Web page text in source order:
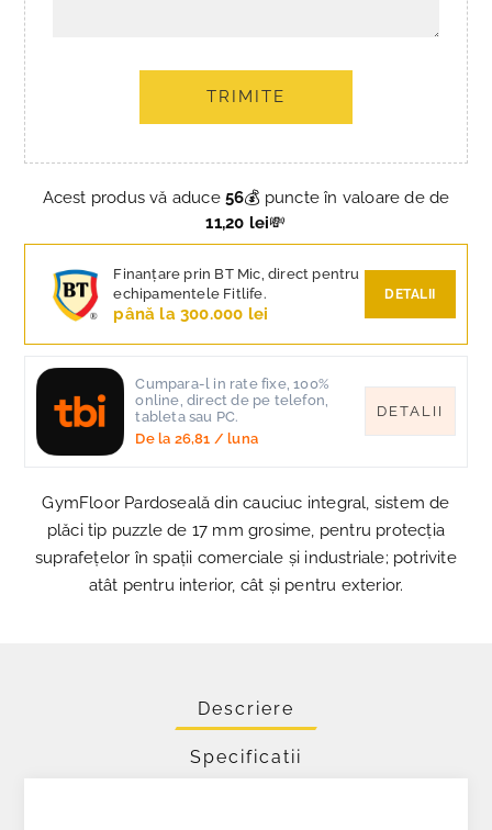
TRIMITE
Acest produs vă aduce 56💰 puncte în valoare de de
11,20 lei💸
Finanțare prin BT Mic, direct pentru
echipamentele Fitlife.
până la 300.000 lei
DETALII
Cumpara-l in rate fixe, 100%
online, direct de pe telefon,
tableta sau PC.
De la 26,81 / luna
DETALII
GymFloor Pardoseală din cauciuc integral, sistem de
plăci tip puzzle de 17 mm grosime, pentru protecția
suprafețelor în spații comerciale și industriale; potrivite
atât pentru interior, cât și pentru exterior.
Descriere
Specificatii